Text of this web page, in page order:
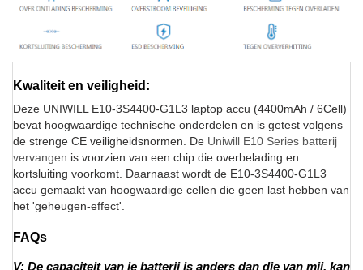
Kwaliteit en veiligheid:
Deze UNIWILL E10-3S4400-G1L3 laptop accu (4400mAh / 6Cell)
bevat hoogwaardige technische onderdelen en is getest volgens
de strenge CE veiligheidsnormen. De Uniwill E10 Series batterij
vervangen is voorzien van een chip die overbelading en
kortsluiting voorkomt. Daarnaast wordt de E10-3S4400-G1L3
accu gemaakt van hoogwaardige cellen die geen last hebben van
het 'geheugen-effect'.
FAQs
V: De capaciteit van je batterij is anders dan die van mij, kan